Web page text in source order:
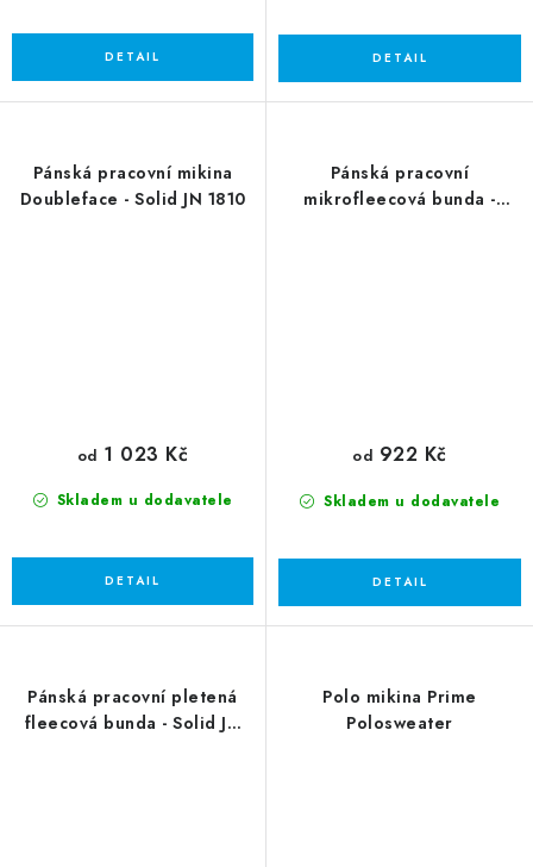
Pánská pracovní mikina
Doubleface - Solid JN 1810
Skladem u dodavatele
od 1 023 Kč
Pánská pracovní
mikrofleecová bunda -
Skladem u dodavatele
od 922 Kč
Pánská pracovní pletená
fleecová bunda - Solid JN
Polo mikina Prime
Polosweater